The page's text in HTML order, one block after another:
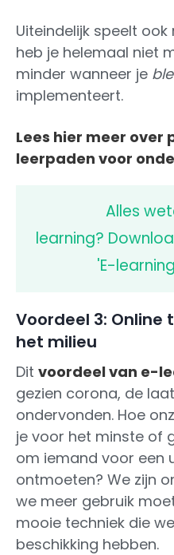
Uiteindelijk speelt ook
heb je helemaal niet
minder wanneer je
implementeert.
Lees hier meer over
leerpaden voor
Alles
learning?
'E-
Voordeel 3:
het milieu
Dit voordeel van e-
gezien corona, de
ondervonden. Hoe
je voor het minste of
om iemand voor een
ontmoeten? We zijn
we meer gebruik
mooie techniek die
beschikking hebben.